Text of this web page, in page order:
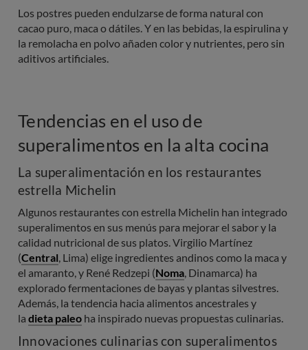
Los postres pueden endulzarse de forma natural con
cacao puro, maca o dátiles. Y en las bebidas, la espirulina y
la remolacha en polvo añaden color y nutrientes, pero sin
aditivos artificiales.
Tendencias en el uso de
superalimentos en la alta cocina
La superalimentación en los restaurantes
estrella Michelin
Algunos restaurantes con estrella Michelin han integrado
superalimentos en sus menús para mejorar el sabor y la
calidad nutricional de sus platos. Virgilio Martínez
(Central, Lima) elige ingredientes andinos como la maca y
el amaranto, y René Redzepi (Noma, Dinamarca) ha
explorado fermentaciones de bayas y plantas silvestres.
Además, la tendencia hacia alimentos ancestrales y
la dieta paleo ha inspirado nuevas propuestas culinarias.
Innovaciones culinarias con superalimentos